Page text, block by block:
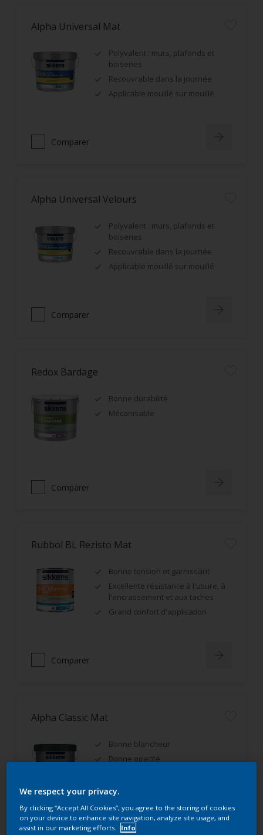
Alpha Universal Mat
Polyvalent : murs, plafonds et
boiseries
Recouvrable dans la journée
Applicable mouillé sur mouillé
Comparer
Alpha Universal Velours
Polyvalent : murs, plafonds et
boiseries
Recouvrable dans la journée
Applicable mouillé sur mouillé
Comparer
Redox Bardage
Bonne durabilité
Mécanisable
Comparer
Rubbol BL Rezisto Mat
Bonne tension et garnissant
Excellente résistance à l'usure, à
l'encrassement et aux taches
Grand confort d'application
Comparer
Alpha Classic Mat
Bonne blancheur
Bonne opacité
Comparer
We respect your privacy.
By clicking “Accept All Cookies”, you agree to the storing of cookies
on your device to enhance site navigation, analyze site usage, and
assist in our marketing efforts.
Info